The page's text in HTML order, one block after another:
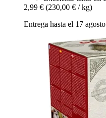
2,99 € (230,00 € / kg)
Entrega hasta el 17 agosto